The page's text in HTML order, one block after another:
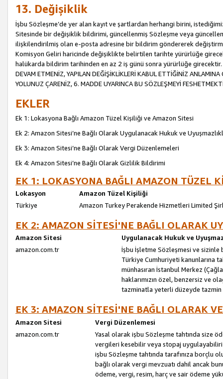
13. Değişiklik
İşbu Sözleşme’de yer alan kayıt ve şartlardan herhangi birini,
Sitesinde bir değişiklik bildirimi, güncellenmiş Sözleşme veya
ilişkilendirilmiş olan e-posta adresine bir bildirim göndererek
Komisyon Geliri haricinde değişiklikte belirtilen tarihte yürürlüğe
halükarda bildirim tarihinden en az 2 iş günü sonra yürürlüğe girecektir.
DEVAM ETMENİZ, YAPILAN DEĞİŞİKLİKLERİ KABUL ETTİĞİNİZ
YOLUNUZ ÇARENİZ, 6. MADDE UYARINCA BU SÖZLEŞMEYİ
EKLER
Ek 1: Lokasyona Bağlı Amazon Tüzel Kişiliği ve Amazon Sitesi
Ek 2: Amazon Sitesi’ne Bağlı Olarak Uygulanacak Hukuk ve
Ek 3: Amazon Sitesi’ne Bağlı Olarak Vergi Düzenlemeleri
Ek 4: Amazon Sitesi’ne Bağlı Olarak Gizlilik Bildirimi
EK 1: LOKASYONA BAĞLI AMAZON TÜZEL
Lokasyon
Amazon Tüzel Kişiliği
Türkiye
Amazon Turkey Perakende Hizmetleri Limited
EK 2: AMAZON SİTESİ'NE BAĞLI OLARAK
Amazon Sitesi
Uygulanacak Hukuk ve
amazon.com.tr
İşbu İşletme Sözleşmesi ve sizinle
Türkiye Cumhuriyeti kanunlarına
münhasıran İstanbul Merkez
haklarımızın özel, benzersiz ve
tazminatla yeterli düzeyde
EK 3: AMAZON SİTESİ'NE BAĞLI OLARAK
Amazon Sitesi
Vergi Düzenlemesi
amazon.com.tr
Yasal olarak işbu Sözleşme tahtında size
vergileri kesebilir veya stopaj
işbu Sözleşme tahtında tarafınıza borçlu
bağlı olarak vergi mevzuatı dahil ancak
ödeme, vergi, resim, harç ve sair ödeme